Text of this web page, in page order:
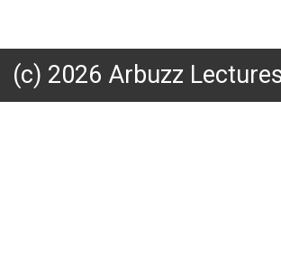
(с) 2026 Arbuzz